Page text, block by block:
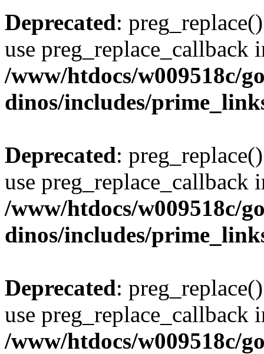
Deprecated:
use preg_replace_callback
/www/htdocs/w009518c/
dinos/includes/
Deprecated:
use preg_replace_callback
/www/htdocs/w009518c/
dinos/includes/
Deprecated:
use preg_replace_callback
/www/htdocs/w009518c/